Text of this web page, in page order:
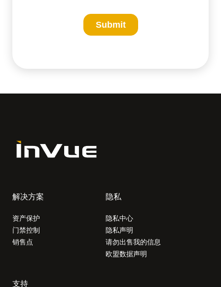
解决方案
资产保护
门禁控制
销售点
支持
隐私
隐私中心
隐私声明
请勿出售我的信息
欧盟数据声明